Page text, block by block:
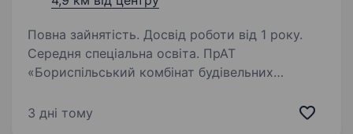
Повна зайнятість. Досвід роботи від 1 року.
Середня спеціальна освіта. ПрАТ
«Бориспільський комбінат будівельних
виготовлення будівельних матеріалів. Наша
3 дні тому